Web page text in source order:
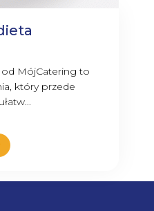
MójCatering to
który przede